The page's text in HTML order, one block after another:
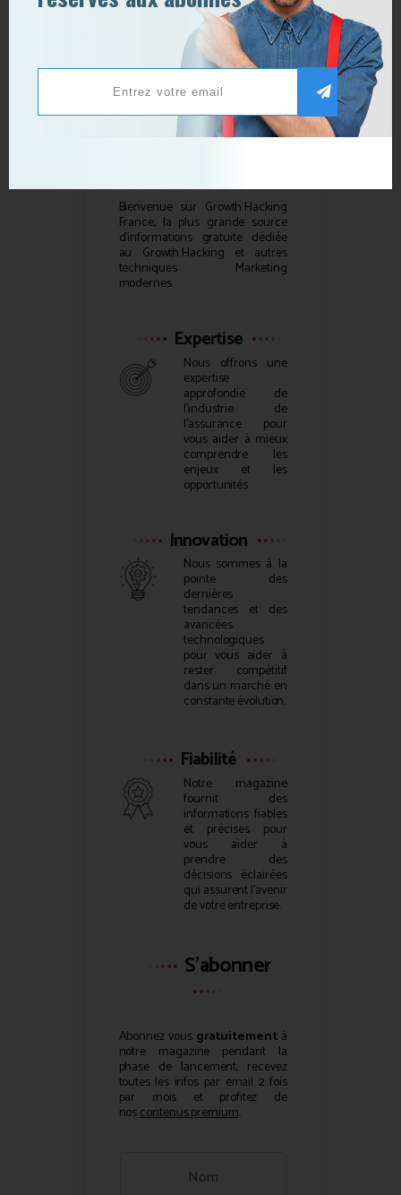
Qui sommes-nous ?
Bienvenue sur Growth Hacking
France, la plus grande source
d’informations gratuite dédiée
au Growth Hacking et autres
techniques Marketing
modernes.
Expertise
Nous offrons une
expertise
approfondie de
l’industrie de
l’assurance pour
vous aider à mieux
comprendre les
enjeux et les
opportunités.
Innovation
Nous sommes à la
pointe des
dernières
tendances et des
avancées
technologiques
pour vous aider à
rester compétitif
dans un marché en
constante évolution.
Fiabilité
Notre magazine
fournit des
informations fiables
et précises pour
vous aider à
prendre des
décisions éclairées
qui assurent l’avenir
de votre entreprise.
S'abonner
Abonnez vous gratuitementà
notre magazine pendant la
phase de lancement, recevez
toutes les infos par email 2 fois
par mois et profitez de
noscontenus premium.